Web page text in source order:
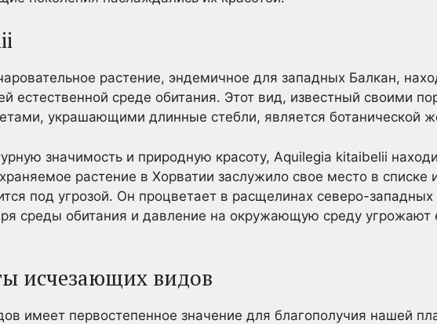
растение, эндемичное для западных Балкан,
естественной среде обитания. Этот вид, известный своими
украшающими длинные стебли, является ботанической
значимость и природную красоту, Aquilegia kitaibelii
растение в Хорватии заслужило свое место в
под угрозой. Он процветает в расщелинах северо-западных
среды обитания и давление на окружающую среду угрожают
исчезающих видов
имеет первостепенное значение для благополучия нашей